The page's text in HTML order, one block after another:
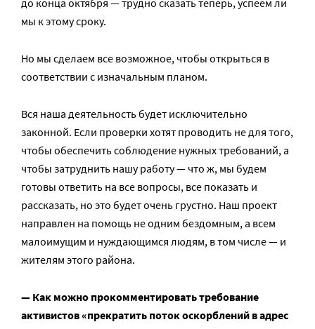
до конца октября — трудно сказать теперь, успеем ли
мы к этому сроку.
Но мы сделаем все возможное, чтобы открыться в
соответствии с изначальным планом.
Вся наша деятельность будет исключительно
законной. Если проверки хотят проводить не для того,
чтобы обеспечить соблюдение нужных требований, а
чтобы затруднить нашу работу — что ж, мы будем
готовы ответить на все вопросы, все показать и
рассказать, но это будет очень грустно. Наш проект
направлен на помощь не одним бездомным, а всем
малоимущим и нуждающимся людям, в том числе — и
жителям этого района.
— Как можно прокомментировать требование
активистов «прекратить поток оскорблений в адрес